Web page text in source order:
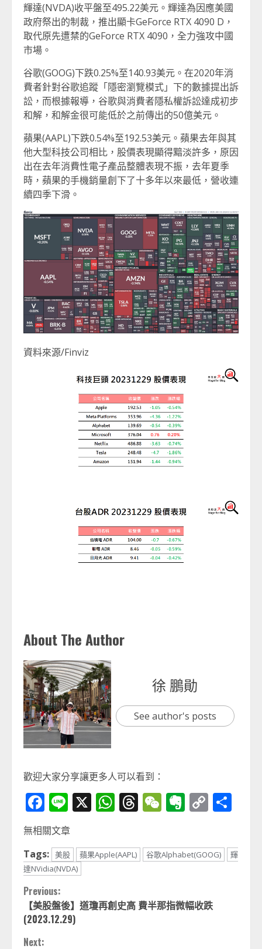
輝達(NVDA)收平盤至495.22美元。輝達為因應美國
政府祭出的制裁，推出顯卡GeForce RTX 4090 D，
取代原先遭禁的GeForce RTX 4090，全力強攻中國
市場。
谷歌(GOOG)下跌0.25%至140.93美元。在2020年消
費者針對谷歌追蹤「隱密瀏覽模式」下的數據提出訴
訟，而根據報導，谷歌與消費者隱私權訴訟達成初步
和解，和解金很可能低於之前傳出的50億美元。
蘋果(AAPL)下跌0.54%至192.53美元。蘋果去年與其
他大型科技公司相比，股價表現顯得黯淡許多，原因
出在去年消費性電子產品整體表現不振，去年夏季
時，蘋果的手機銷量創下了十多年以來最低，營收連
續四季下滑。
資料來源/Finviz
About The Author
徐 鵬勛
See author's posts
歡迎大家分享讓更多人可以看到：
Facebook
Line
X WhatsApp
Threads
WeChat
Evernote
Copy
無相關文章
Tags: 美股 蘋果Apple(AAPL) 谷歌Alphabet(GOOG)
輝
達NVidia(NVDA)
Continue
Reading
Previous:
【美股盤後】道瓊再創史高 費半那指微幅收跌
(2023.12.29)
Next: